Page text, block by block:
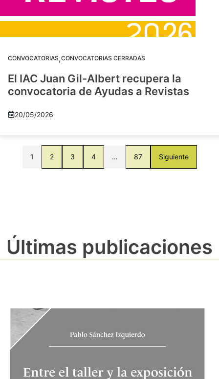
CONVOCATORIAS,CONVOCATORIAS CERRADAS
El IAC Juan Gil-Albert recupera la
convocatoria de Ayudas a Revistas
20/05/2026
1 2 3 4 … 87 Siguiente
Últimas publicaciones